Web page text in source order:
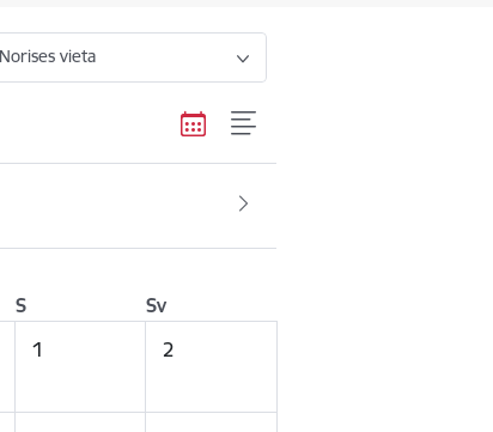
Norises vieta
S
Sv
1 2